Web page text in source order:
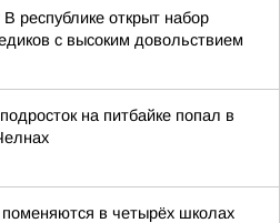
республике открыт набор
с высоким довольствием
на питбайке попал в
в четырёх школах